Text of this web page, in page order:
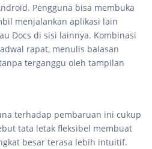
Pengguna bisa membuka
menjalankan aplikasi lain
Docs di sisi lainnya. Kombinasi
rapat, menulis balasan
terganggu oleh tampilan
terhadap pembaruan ini cukup
tata letak fleksibel membuat
besar terasa lebih intuitif.